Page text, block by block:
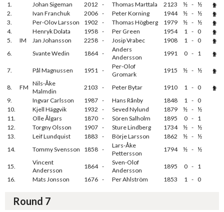
1. Johan Sigeman 2012 - Thomas Marttala 2123 ½ - ½
2.
Ivan Franchuk 2006 - Peter Korning 1944 ½ - ½
3.
Per-Olov Larsson 1902 - Thomas Högberg 1979 ½ - ½
4.
Henryk Dolata 1958 - Per Green 1954 1 - 0
5.
IM Jan Johansson 2258 - Josip Vrabec 1908 1 - 0
6.
Svante Wedin 1864 -
Anders
Andersson
1991 0 - 1
7. Pål Magnussen 1951 -
Per-Olof
Gromark
1915 ½ - ½
8. FM
Nils-Åke
Malmdin
2103 - Peter Bytar 1910 1 - 0
9.
Ingvar Carlsson 1987 - Hans Rånby 1848 1 - 0
10.
Kjell Häggvik 1932 - Seved Nylund 1879 ½ - ½
11.
Olle Ålgars 1870 - Sören Salholm 1895 0 - 1
12.
Torgny Olsson 1907 - Sture Lindberg 1734 ½ - ½
13.
Leif Lundquist 1883 - Börje Larsson 1862 ½ - ½
14.
Tommy Svensson 1858 -
Lars-Åke
Pettersson
1794 ½ - ½
15.
Vincent
Andersson
1864 -
Sven-Olof
Andersson
1895 0 - 1
16.
Mats Jonsson 1676 - Per Ahlström 1853 1 - 0
Round 7